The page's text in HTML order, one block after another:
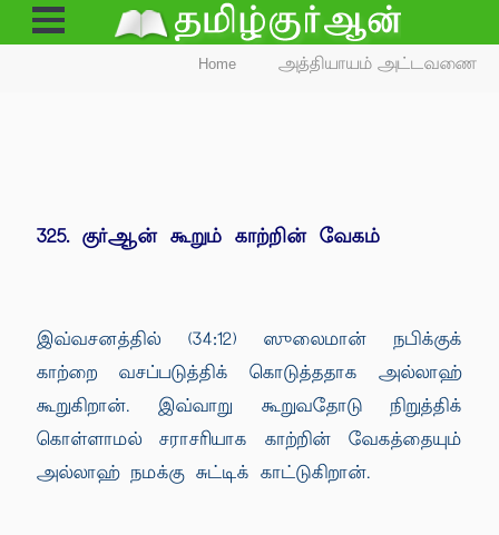
Open
Menu
Home அத்தியாயம் அட்டவணை
325. குர்ஆன் கூறும் காற்றின் வேகம்
இவ்வசனத்தில் (34:12) ஸுலைமான் நபிக்குக்
காற்றை வசப்படுத்திக் கொடுத்ததாக அல்லாஹ்
கூறுகிறான். இவ்வாறு கூறுவதோடு நிறுத்திக்
கொள்ளாமல் சராசரியாக காற்றின் வேகத்தையும்
அல்லாஹ் நமக்கு சுட்டிக் காட்டுகிறான்.